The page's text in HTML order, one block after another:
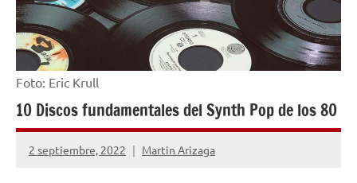
Foto: Eric Krull
10 Discos fundamentales del Synth Pop de los 80
2 septiembre, 2022 Martin Arizaga
No